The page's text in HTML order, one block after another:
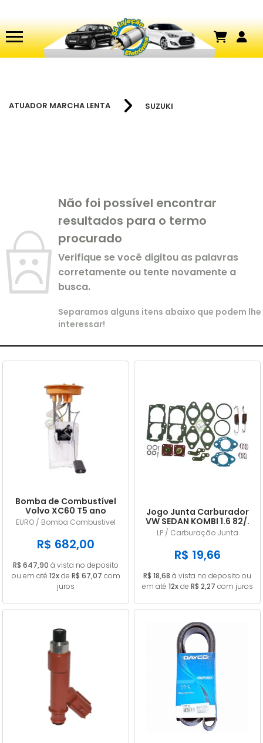
ATUADOR MARCHA LENTA SUZUKI
Não foi possível encontrar
resultados para o termo
procurado
Verifique se você digitou as palavras
corretamente ou tente novamente a
busca.
Separamos alguns itens abaixo que podem lhe
interessar!
Bomba de Combustível
Volvo XC60 T5 ano
2015/... em diante
A2C53325536
EURO / Bomba Combustivel
R$ 682,00
R$ 647,90 à vista no deposito
ou em até 12xde R$ 67,07 com
juros
Jogo Junta Carburador
VW SEDAN KOMBI 1.6 82/.
CARB 32 PDSIT ALCOOL
LP / Carburação Junta
R$ 19,66
R$ 18,68 à vista no deposito ou
em até 12xde R$ 2,27 com juros